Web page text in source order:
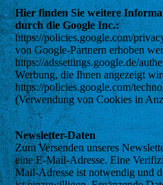
Hier finden Sie weitere
durch die Google Inc.:
https://policies.google.com/
von Google-Partnern erhoben
https://adssettings.google.de/
Werbung, die Ihnen angezeigt
https://policies.google.com/
(Verwendung von Cookies in
Newsletter-Daten
Zum Versenden unseres
eine E-Mail-Adresse. Eine
Mail-Adresse ist notwendig und